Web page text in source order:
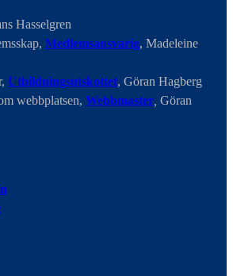
Hasselgren
Medlemsansvarig, Madeleine
Utbildningsutskottet, Göran Hagberg
webbplatsen, Webbmaster Göran